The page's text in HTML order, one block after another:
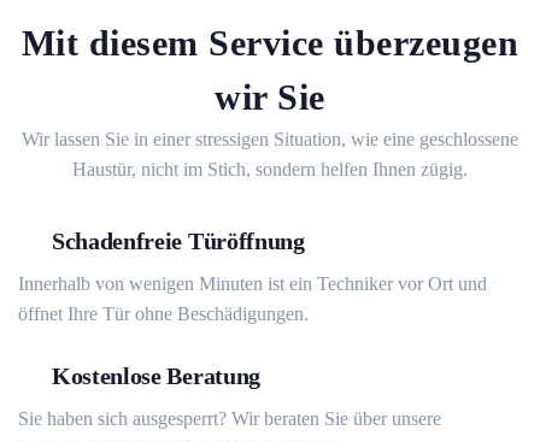
Mit diesem Service überzeugen
wir Sie
Wir lassen Sie in einer stressigen Situation, wie eine geschlossene
Haustür, nicht im Stich, sondern helfen Ihnen zügig.
Schadenfreie Türöffnung
Innerhalb von wenigen Minuten ist ein Techniker vor Ort und
öffnet Ihre Tür ohne Beschädigungen.
Kostenlose Beratung
Sie haben sich ausgesperrt? Wir beraten Sie über unsere